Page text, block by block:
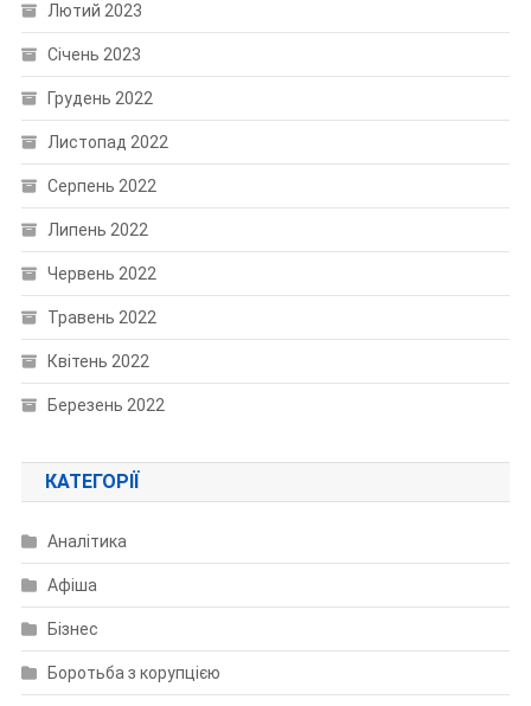
Лютий 2023
Січень 2023
Грудень 2022
Листопад 2022
Серпень 2022
Липень 2022
Червень 2022
Травень 2022
Квітень 2022
Березень 2022
КАТЕГОРІЇ
Аналітика
Афіша
Бізнес
Боротьба з корупцією